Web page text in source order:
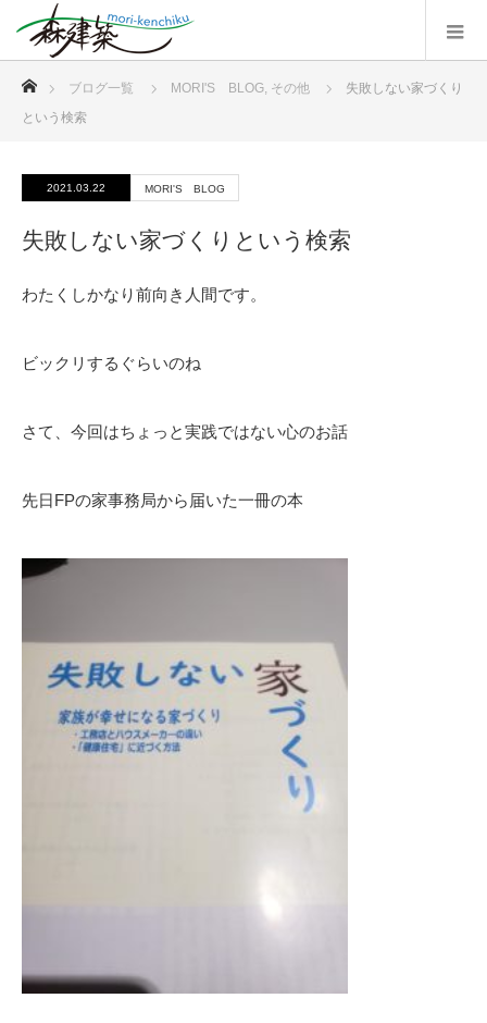
ブログ一覧 MORI'S BLOG, その他
失敗しない家づくり
という検索
2021.03.22 MORI'S BLOG
失敗しない家づくりという検索
わたくしかなり前向き人間です。
ビックリするぐらいのね
さて、今回はちょっと実践ではない心のお話
先日FPの家事務局から届いた一冊の本